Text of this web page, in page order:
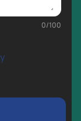
0/100